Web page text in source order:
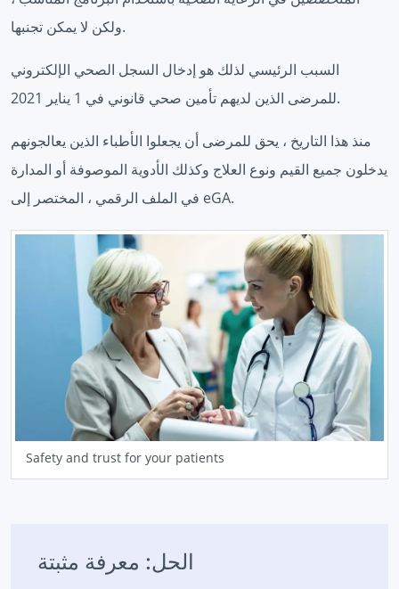
ولكن لا يمكن تجنبها.
السبب الرئيسي لذلك هو إدخال السجل الصحي الإلكتروني
للمرضى الذين لديهم تأمين صحي قانوني في 1 يناير 2021.
منذ هذا التاريخ ، يحق للمرضى أن يجعلوا الأطباء الذين يعالجونهم
يدخلون جميع القيم ونوع العلاج وكذلك الأدوية الموصوفة أو المدارة
في الملف الرقمي ، المختصر إلى eGA.
Safety and trust for your patients
الحل: معرفة مثبتة